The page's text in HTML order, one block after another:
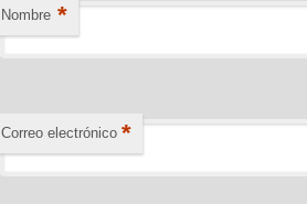
Nombre *
Correo electrónico *